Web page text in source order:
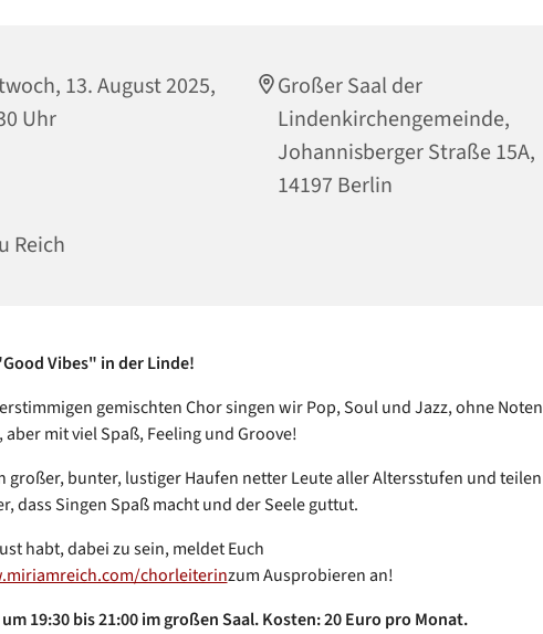
13. August 2025,
Uhr
Großer Saal der
Lindenkirchengemeinde,
Johannisberger Straße 15A,
14197 Berlin
Reich
Vibes" in der Linde!
gemischten Chor singen wir Pop, Soul und Jazz, ohne Noten
aber mit viel Spaß, Feeling und Groove!
großer, bunter, lustiger Haufen netter Leute aller Altersstufen und teilen
dass Singen Spaß macht und der Seele guttut.
habt, dabei zu sein, meldet Euch
chorleiterinzum Ausprobieren an!
19:30 bis 21:00 im großen Saal. Kosten: 20 Euro pro Monat.